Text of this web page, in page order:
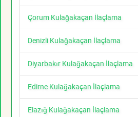
Çorum Kulağakaçan İlaçlama
Denizli Kulağakaçan İlaçlama
Diyarbakır Kulağakaçan İlaçlama
Edirne Kulağakaçan İlaçlama
Elazığ Kulağakaçan İlaçlama